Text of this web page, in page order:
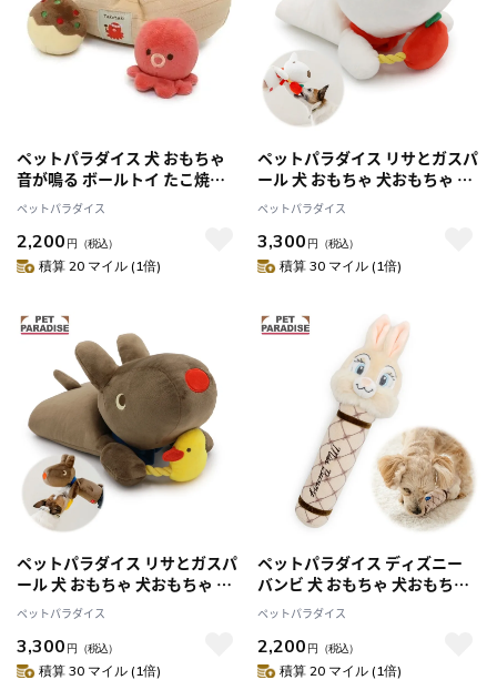
ペットパラダイス 犬 おもちゃ
音が鳴る ボールトイ たこ焼き
たこやき
ペットパラダイス
2,200 円 （税込）
積算 20 マイル (1倍)
ペットパラダイス リサとガスパ
ール 犬 おもちゃ 犬おもちゃ リ
サ パペットトイ 犬用おもちゃ
トイ ペット ロープ 噛む 音 鳴る
音が鳴る ペットトイ 玩具 TOY
かわいい おもしろ
ペットパラダイス
3,300 円 （税込）
積算 30 マイル (1倍)
ペットパラダイス リサとガスパ
ール 犬 おもちゃ 犬おもちゃ ガ
スパール パペットトイ 犬用お
もちゃ トイ ペット ロープ 噛む
音 鳴る 音が鳴る ペットトイ 玩
具 TOY かわいい おもしろ
ペットパラダイス
3,300 円 （税込）
積算 30 マイル (1倍)
ペットパラダイス ディズニー
バンビ 犬 おもちゃ 犬おもちゃ
ミスバニー ダンベルトイ 犬用
おもちゃ トイ ペット 噛む 音 鳴
る 音が鳴る オモチャ ペットト
イ 玩具 TOY
ペットパラダイス
2,200 円 （税込）
積算 20 マイル (1倍)